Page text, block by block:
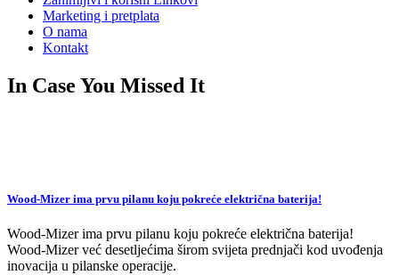
Marketing i pretplata
O nama
Kontakt
In Case You Missed It
Wood-Mizer ima prvu pilanu koju pokreće električna baterija!
Wood-Mizer ima prvu pilanu koju pokreće električna baterija!
Wood-Mizer već desetljećima širom svijeta prednjači kod uvođenja
inovacija u pilanske operacije.